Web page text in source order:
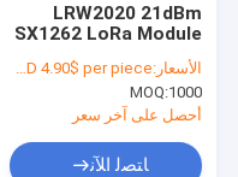
LRW2020 21dBm
SX1262 LoRa Module
915Mhz تردد
الأسعار:USD 4.90$ per piece
MOQ:1000
أحصل على آخر سعر
ﺎﺘﺼﻟ ﺍﻶﻧ